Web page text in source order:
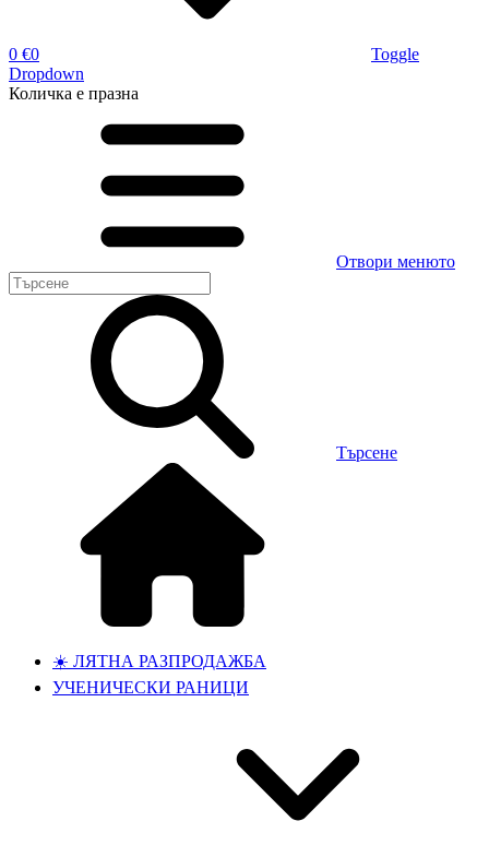
0 €0
Toggle
Dropdown
Количка е празна
Отвори менюто
Търсене
☀️ ЛЯТНА РАЗПРОДАЖБА
УЧЕНИЧЕСКИ РАНИЦИ